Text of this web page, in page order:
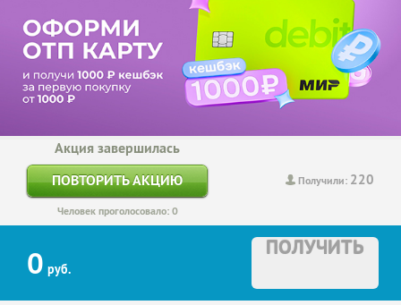
Получили: 220
Акция завершилась
ПОВТОРИТЬ АКЦИЮ
Человек проголосовало: 0
0 руб.
ПОЛУЧИТЬ